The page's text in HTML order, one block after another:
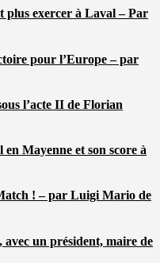
plus exercer à Laval – Par
pour l’Europe – par
l’acte II de Florian
Mayenne et son score à
! – par Luigi Mario de
un président, maire de